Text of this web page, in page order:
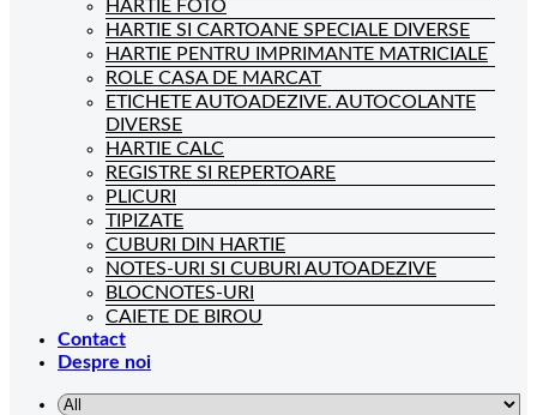
HARTIE FOTO
HARTIE SI CARTOANE SPECIALE DIVERSE
HARTIE PENTRU IMPRIMANTE MATRICIALE
ROLE CASA DE MARCAT
ETICHETE AUTOADEZIVE. AUTOCOLANTE
DIVERSE
HARTIE CALC
REGISTRE SI REPERTOARE
PLICURI
TIPIZATE
CUBURI DIN HARTIE
NOTES-URI SI CUBURI AUTOADEZIVE
BLOCNOTES-URI
CAIETE DE BIROU
Contact
Despre noi